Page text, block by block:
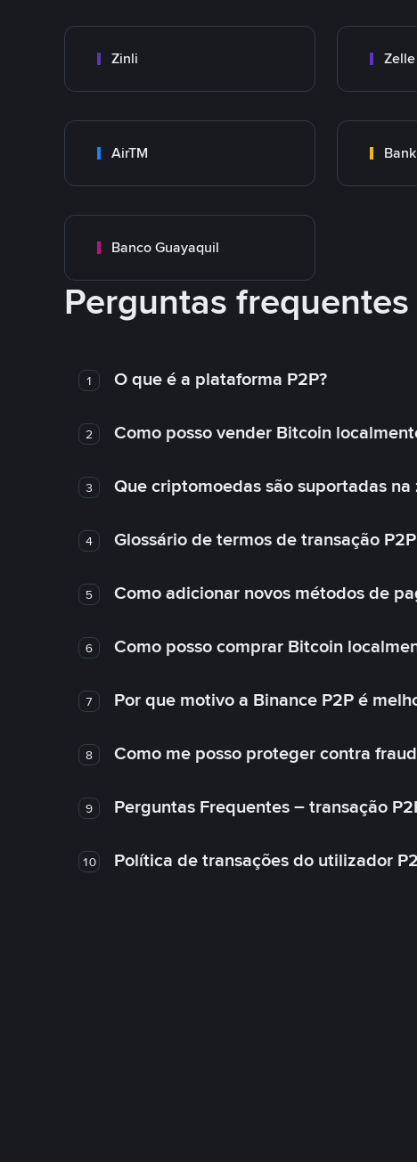
Zinli Zelle
AirTM
Banco Guayaquil
Perguntas frequentes
1 O que é a plataforma P2P?
2 Como posso vender Bitcoin
3 Que criptomoedas são suportadas na
4 Glossário de termos de transação P2P
5 Como adicionar novos métodos de
6 Como posso comprar Bitcoin
7 Por que motivo a Binance P2P é
8 Como me posso proteger contra
9 Perguntas Frequentes – transação
10 Política de transações do utilizador